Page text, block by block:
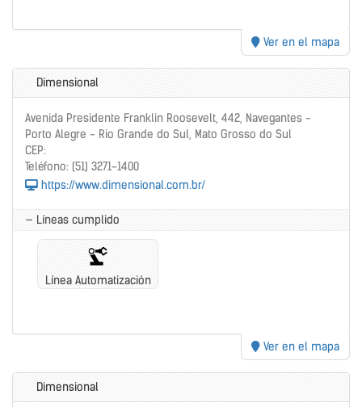
Ver en el mapa
Dimensional
Avenida Presidente Franklin Roosevelt, 442, Navegantes -
Porto Alegre - Rio Grande do Sul, Mato Grosso do Sul
CEP:
Teléfono: (51) 3271-1400
https://www.dimensional.com.br/
— Líneas cumplido
Línea Automatización
Ver en el mapa
Dimensional